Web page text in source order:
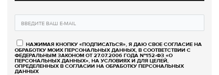
НАЖИМАЯ КНОПКУ «ПОДПИСАТЬСЯ», Я ДАЮ СВОЕ СОГЛАСИЕ НА
ОБРАБОТКУ МОИХ ПЕРСОНАЛЬНЫХ ДАННЫХ, В СООТВЕТСТВИИ С
ФЕДЕРАЛЬНЫМ ЗАКОНОМ ОТ 27.07.2006 ГОДА №152-ФЗ «О
ПЕРСОНАЛЬНЫХ ДАННЫХ», НА УСЛОВИЯХ И ДЛЯ ЦЕЛЕЙ,
ОПРЕДЕЛЕННЫХ В СОГЛАСИИ НА ОБРАБОТКУ ПЕРСОНАЛЬНЫХ
ДАННЫХ